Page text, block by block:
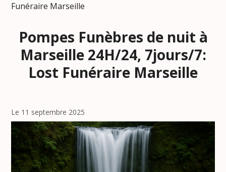
Funéraire Marseille
Pompes Funèbres de nuit à
Marseille 24H/24, 7jours/7:
Lost Funéraire Marseille
Le 11 septembre 2025